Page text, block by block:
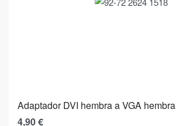
Adaptador DVI hembra a VGA hembra
4,90€